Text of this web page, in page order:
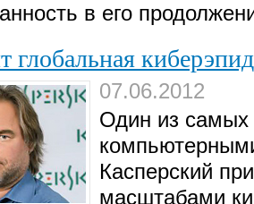
в его
глобальная
07.06.2012
Один из самых
Касперский
масштабами